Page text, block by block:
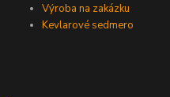
Výroba na zakázku
Kevlarové sedmero